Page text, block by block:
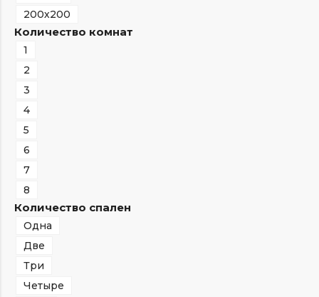
200х200
Количество комнат
1
2
3
4
5
6
7
8
Количество спален
Одна
Две
Три
Четыре